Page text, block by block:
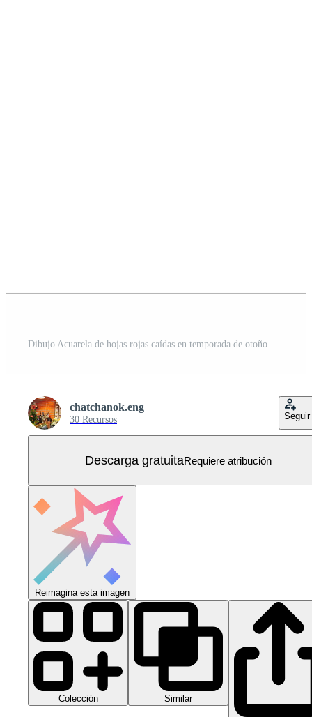
Dibujo Acuarela de hojas rojas caídas en temporada de otoño. Vector Gratis
chatchanok.eng
30 Recursos Seguir
Descarga gratuitaRequiere atribución
Reimagina esta imagen
Colección Similar